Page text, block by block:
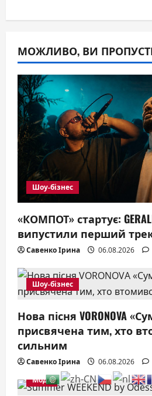
МОЖЛИВО, ВИ
Шоу-бізнес
«КОМПОТ» стартує:
випустили перший
Савенко Ірина 06.08.2026
Шоу-бізнес
Нова пісня VORONOVA
присвячена тим, хто
сильним
Савенко Ірина 06.08.2026
Мода